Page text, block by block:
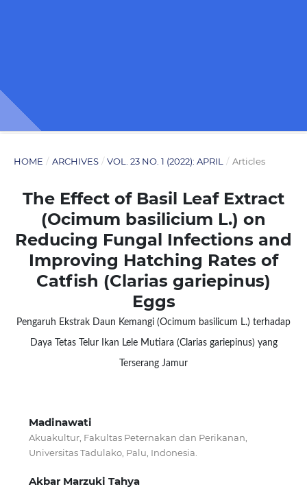
HOME / ARCHIVES / VOL. 23 NO. 1 (2022): APRIL / Articles
The Effect of Basil Leaf Extract
(Ocimum basilicium L.) on
Reducing Fungal Infections and
Improving Hatching Rates of
Catfish (Clarias gariepinus)
Eggs
Pengaruh Ekstrak Daun Kemangi (Ocimum basilicum L.) terhadap
Daya Tetas Telur Ikan Lele Mutiara (Clarias gariepinus) yang
Terserang Jamur
Madinawati
Akuakultur, Fakultas Peternakan dan Perikanan,
Universitas Tadulako, Palu, Indonesia.
Akbar Marzuki Tahya